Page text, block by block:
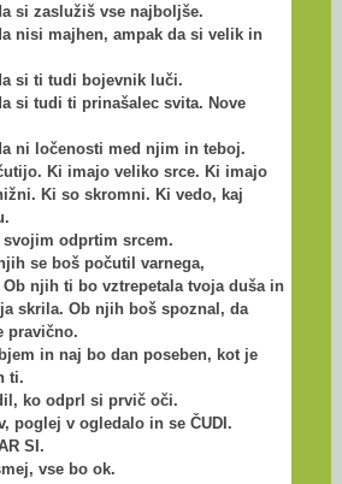
si zaslužiš vse najboljše.
nisi majhen, ampak da si velik in
si ti tudi bojevnik luči.
si tudi ti prinašalec svita. Nove
ni ločenosti med njim in teboj.
Ki imajo veliko srce. Ki imajo
Ki so skromni. Ki vedo, kaj
odprtim srcem.
se boš počutil varnega,
Ob njih ti bo vztrepetala tvoja duša in
skrila. Ob njih boš spoznal, da
pravično.
in naj bo dan poseben, kot je
ti.
ko odprl si prvič oči.
poglej v ogledalo in se ČUDI.
SI.
vse bo ok.